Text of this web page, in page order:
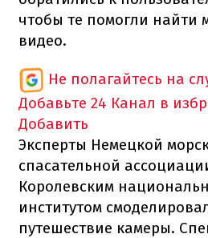
чтобы те помогли найти
видео.
Не полагайтесь на
Добавьте 24 Канал в
Добавить
Эксперты Немецкой
спасательной
Королевским
институтом
путешествие камеры.